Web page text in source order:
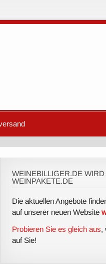
WEINEBILLIGER.DE WIRD
WEINPAKETE.DE
Die aktuellen Angebote
auf unserer neuen Website
Probieren Sie es gleich aus,
auf Sie!